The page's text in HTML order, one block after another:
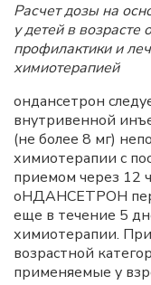
Расчет дозы на
у детей в
профилактики и
химиотерапией
ондансетрон
внутривенной
(не более 8 мг)
химиотерапии с
приемом через 12
оНДАНСЕТРОН
еще в течение 5
химиотерапии.
возрастной
применяемые у